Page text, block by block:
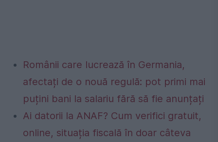
Românii care lucrează în Germania,
afectați de o nouă regulă: pot primi mai
puțini bani la salariu fără să fie anunțați
Ai datorii la ANAF? Cum verifici gratuit,
online, situația fiscală în doar câteva